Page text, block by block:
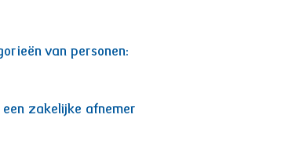
van personen:
zakelijke afnemer